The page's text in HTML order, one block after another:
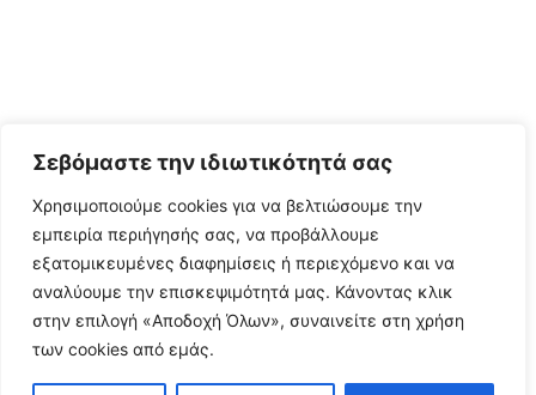
Σεβόμαστε την ιδιωτικότητά σας
Χρησιμοποιούμε cookies για να βελτιώσουμε την
εμπειρία περιήγησής σας, να προβάλλουμε
εξατομικευμένες διαφημίσεις ή περιεχόμενο και να
αναλύουμε την επισκεψιμότητά μας. Κάνοντας κλικ
στην επιλογή «Αποδοχή Όλων», συναινείτε στη χρήση
των cookies από εμάς.